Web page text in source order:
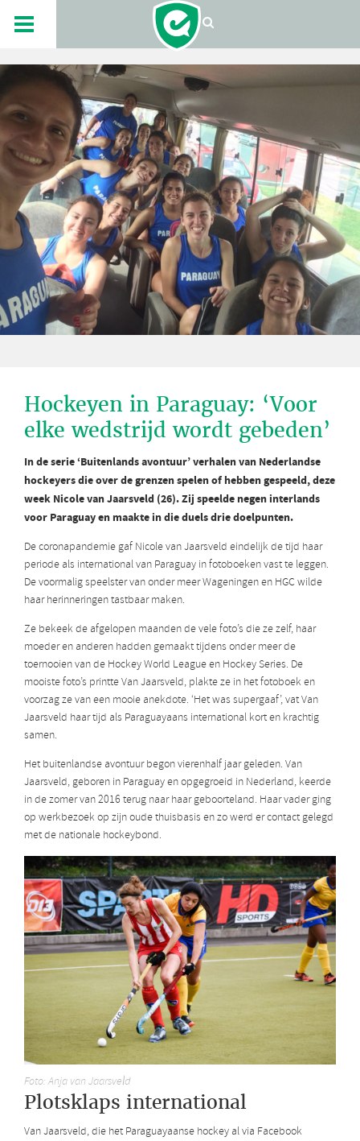
Hockeyen in Paraguay: ‘Voor
elke wedstrijd wordt gebeden’
In de serie ‘Buitenlands avontuur’ verhalen van Nederlandse
hockeyers die over de grenzen spelen of hebben gespeeld, deze
week Nicole van Jaarsveld (26). Zij speelde negen interlands
voor Paraguay en maakte in die duels drie doelpunten.
De coronapandemie gaf Nicole van Jaarsveld eindelijk de tijd haar
periode als international van Paraguay in fotoboeken vast te leggen.
De voormalig speelster van onder meer Wageningen en HGC wilde
haar herinneringen tastbaar maken.
Ze bekeek de afgelopen maanden de vele foto’s die ze zelf, haar
moeder en anderen hadden gemaakt tijdens onder meer de
toernooien van de Hockey World League en Hockey Series. De
mooiste foto’s printte Van Jaarsveld, plakte ze in het fotoboek en
voorzag ze van een mooie anekdote. ‘Het was supergaaf’, vat Van
Jaarsveld haar tijd als Paraguayaans international kort en krachtig
samen.
Het buitenlandse avontuur begon vierenhalf jaar geleden. Van
Jaarsveld, geboren in Paraguay en opgegroeid in Nederland, keerde
in de zomer van 2016 terug naar haar geboorteland. Haar vader ging
op werkbezoek op zijn oude thuisbasis en zo werd er contact gelegd
met de nationale hockeybond.
Foto: Anja van Jaarsveld
Plotsklaps international
Van Jaarsveld, die het Paraguayaanse hockey al via Facebook